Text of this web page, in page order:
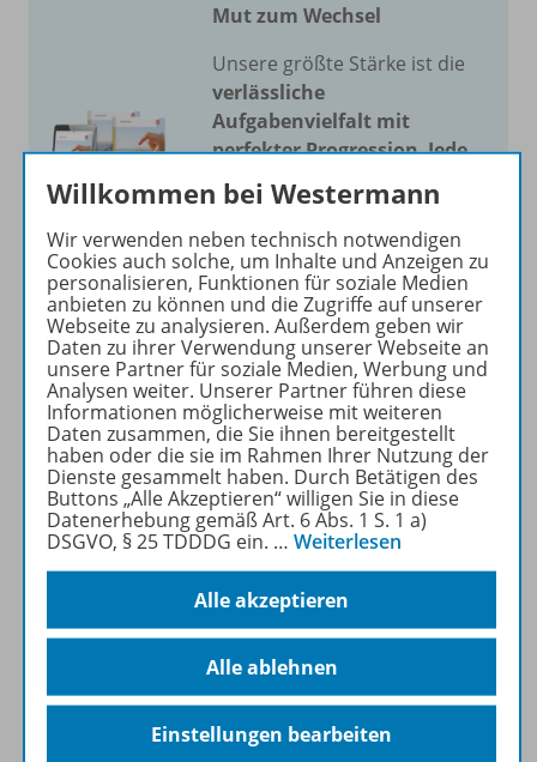
Mut zum Wechsel
Unsere größte Stärke ist die
verlässliche
Aufgabenvielfalt mit
perfekter Progression.Jede
Aufgabe funktioniert
Sie unterrichten ohne
Probleme. Wir bieten die
meisten Aufgaben für alle
Niveaustufen.
Mehr erfahren
Produktinformationen
Beschreibung
Zugehörige Produkte
Willkommen bei Westermann
Wir verwenden neben technisch notwendigen
Cookies auch solche, um Inhalte und Anzeigen zu
personalisieren, Funktionen für soziale Medien
anbieten zu können und die Zugriffe auf unserer
Webseite zu analysieren. Außerdem geben wir
Daten zu ihrer Verwendung unserer Webseite an
unsere Partner für soziale Medien, Werbung und
Analysen weiter. Unserer Partner führen diese
Informationen möglicherweise mit weiteren
Daten zusammen, die Sie ihnen bereitgestellt
haben oder die sie im Rahmen Ihrer Nutzung der
Dienste gesammelt haben. Durch Betätigen des
Buttons „Alle Akzeptieren“ willigen Sie in diese
Datenerhebung gemäß Art. 6 Abs. 1 S. 1 a)
DSGVO, § 25 TDDDG ein. … Weiterlesen
Alle akzeptieren
Alle ablehnen
Einstellungen bearbeiten